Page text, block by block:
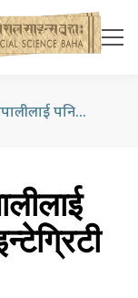
अमेरिका भ्रमण गर्ने नेपालीलाई पनि २५० डलर ‘भिसा इन्टेग्रिटी शुल्क’